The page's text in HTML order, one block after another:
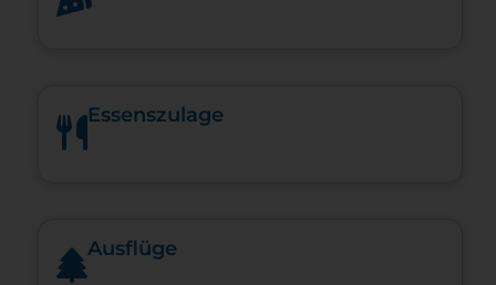
Essenszulage
Ausflüge